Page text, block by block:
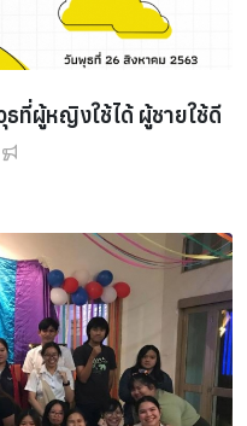
ที่ผู้หญิงใช้ได้ ผู้ชายใช้ดี